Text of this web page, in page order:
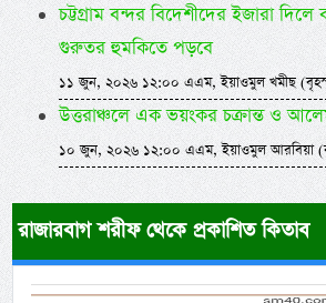
চট্টগ্রাম বন্দর বিদেশীদের ইজারা দিলে
গুরুতর হুমকিতে পড়বে
১১ জুন, ২০২৬ ১২:০০ এএম, ইয়াওমুল খমীছ
উত্তরাঞ্চলে এক ভয়ংকর চক্রান্ত ও
১০ জুন, ২০২৬ ১২:০০ এএম, ইয়াওমুল আরবিয়া
রাজারবাগ শরীফ থেকে প্রকাশিত কিতাব